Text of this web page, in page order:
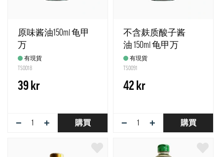
原味酱油150ml 龟甲
万
有現貨
TS0018
39 kr
− + 購買
不含麸质酸子酱
油 150ml 龟甲万
有現貨
TS0091
42 kr
− + 購買